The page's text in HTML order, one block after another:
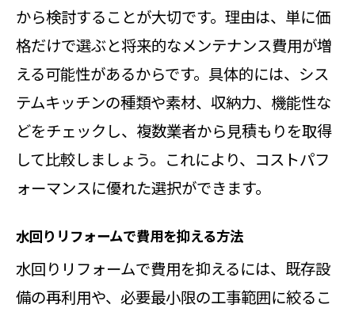
から検討することが大切です。理由は、単に価
格だけで選ぶと将来的なメンテナンス費用が増
える可能性があるからです。具体的には、シス
テムキッチンの種類や素材、収納力、機能性な
どをチェックし、複数業者から見積もりを取得
して比較しましょう。これにより、コストパフ
ォーマンスに優れた選択ができます。
水回りリフォームで費用を抑える方法
水回りリフォームで費用を抑えるには、既存設
備の再利用や、必要最小限の工事範囲に絞るこ